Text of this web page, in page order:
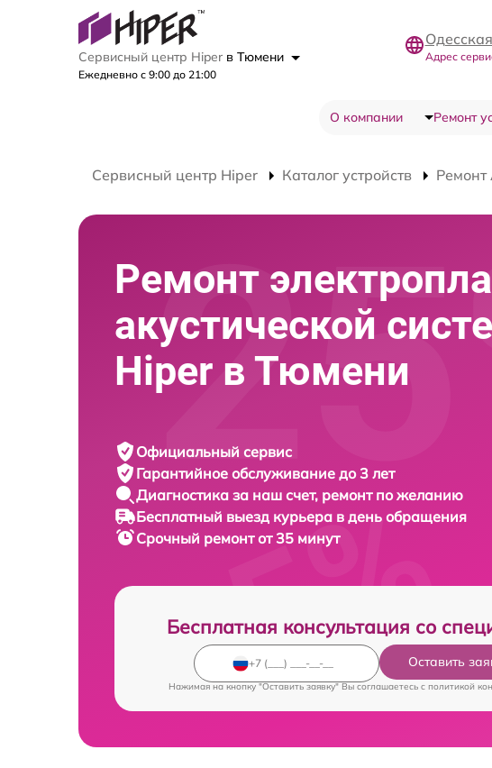
Сервисный центр Hiper в Тюмени
Ежедневно с 9:00 до 21:00
Адрес
О компании Ремонт
Сервисный центр Hiper Каталог устройств Ремонт
Ремонт
акустической
Hiper в Тюмени
Официальный сервис
Гарантийное обслуживание до 3 лет
Диагностика за наш счет, ремонт по желанию
Бесплатный выезд курьера в день обращения
Срочный ремонтот 35 минут
Бесплатная консультация со
Оставить
Нажимая на кнопку "Оставить заявку" Вы соглашаетесь c политикой